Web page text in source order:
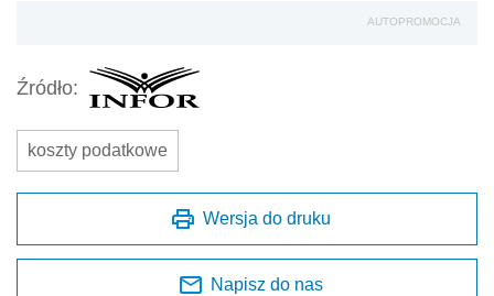
AUTOPROMOCJA
Źródło:
koszty podatkowe
Wersja do druku
Napisz do nas